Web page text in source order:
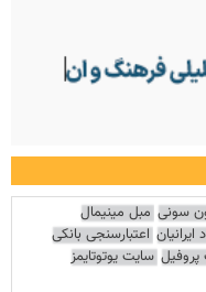
سونی مبل مینیمال
اعتبارسنجی بانکی
سایت یوتوتایمز